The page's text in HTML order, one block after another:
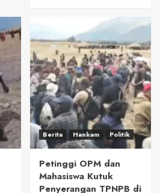
Berita Hankam Politik
Petinggi OPM dan
Mahasiswa Kutuk
Penyerangan TPNPB di